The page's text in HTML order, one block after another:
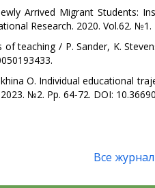
Arrived Migrant Students:
Research. 2020. Vol.62.
teaching / P. Sander, K.
O. Individual educational
№2. Pp. 64-72. DOI:
Все